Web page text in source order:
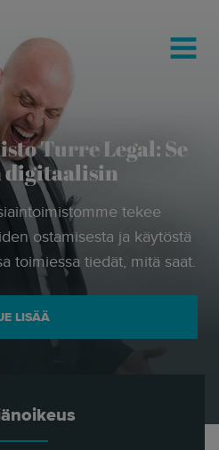
MENU
Turre Legal: Se
digitaalisin
ostamisesta ja käytöstä
toimiessa tiedät, mitä saat.
LISÄÄ